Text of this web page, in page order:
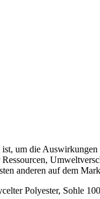
um die
anderen auf dem
Polyester, Sohle